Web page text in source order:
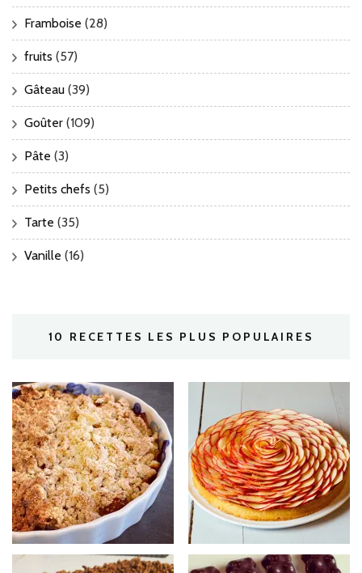
Framboise (28)
fruits (57)
Gâteau (39)
Goûter (109)
Pâte (3)
Petits chefs (5)
Tarte (35)
Vanille (16)
10 RECETTES LES PLUS POPULAIRES